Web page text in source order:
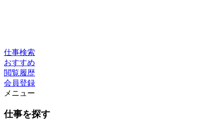
仕事検索
おすすめ
閲覧履歴
会員登録
メニュー
仕事を探す